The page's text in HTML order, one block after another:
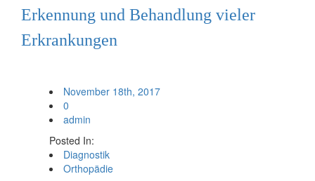
Erkennung und Behandlung vieler
Erkrankungen
November 18th, 2017
0
admin
Posted In:
Diagnostik
Orthopädie